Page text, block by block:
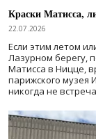
Краски Матисса,
22.07.2026
Если этим летом
Лазурном берегу,
Матисса в Ницце,
парижского музея
никогда не